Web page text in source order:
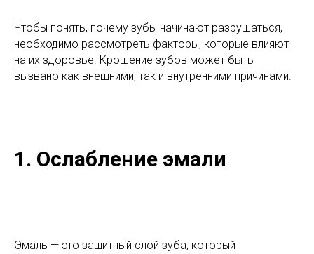
Чтобы понять, почему зубы начинают разрушаться,
необходимо рассмотреть факторы, которые влияют
на их здоровье. Крошение зубов может быть
вызвано как внешними, так и внутренними причинами.
1. Ослабление эмали
Эмаль — это защитный слой зуба, который